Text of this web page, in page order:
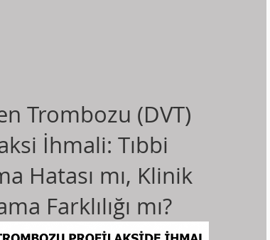
Trombozu (DVT)
İhmali: Tıbbi
Hatası mı, Klinik
Farklılığı mı?